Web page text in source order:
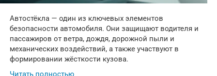
Автостёкла — один из ключевых элементов
безопасности автомобиля. Они защищают водителя и
пассажиров от ветра, дождя, дорожной пыли и
механических воздействий, а также участвуют в
формировании жёсткости кузова.